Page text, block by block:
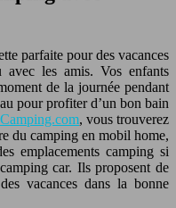
parfaite pour des vacances
les amis. Vos enfants
de la journée pendant
pour profiter d’un bon bain
Camping.com, vous trouverez
du camping en mobil home,
emplacements camping si
car. Ils proposent de
vacances dans la bonne